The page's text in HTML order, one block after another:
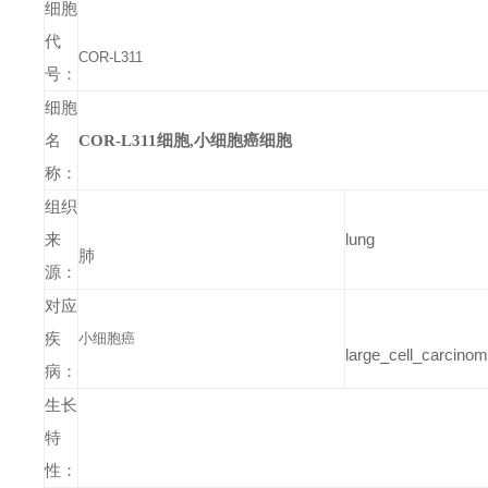
细胞
代
号：
COR-L311
细胞
名
称：
COR-L311细胞,小细胞癌细胞
组织
来
源：
肺
lung
对应
疾
病：
小细胞癌
生长
特
性：